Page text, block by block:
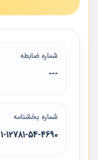
شماره ضابطه
---
شماره بخشنامه
1-12781-54-4690